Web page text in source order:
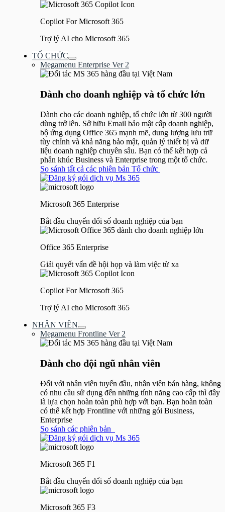
Copilot For Microsoft 365
Trợ lý AI cho Microsoft 365
TỔ CHỨC
Bật/tắt
Menu
Megamenu Enterprise Ver 2
Dành cho doanh nghiệp và tổ chức lớn
Dành cho các doanh nghiệp, tổ chức lớn từ 300 người
dùng trở lên. Sở hữu Email bảo mật cấp doanh nghiệp,
bộ ứng dụng Office 365 mạnh mẽ, dung lượng lưu trữ
tùy chỉnh và khả năng bảo mật, quản lý thiết bị và dữ
liệu doanh nghiệp chuyên sâu. Bạn có thể kết hợp cả
phân khúc Business và Enterprise trong một tổ chức.
So sánh tất cả các phiên bản Tổ chức
Microsoft 365 Enterprise
Bắt đầu chuyển đổi số doanh nghiệp của bạn
Office 365 Enterprise
Giải quyết vấn đề hội họp và làm việc từ xa
Copilot For Microsoft 365
Trợ lý AI cho Microsoft 365
NHÂN VIÊN
Bật/tắt
Menu
Megamenu Frontline Ver 2
Dành cho đội ngũ nhân viên
Đối với nhân viên tuyến đầu, nhân viên bán hàng, không
có nhu cầu sử dụng đến những tính năng cao cấp thì đây
là lựa chọn hoàn toàn phù hợp với bạn. Bạn hoàn toàn
có thể kết hợp Frontline với những gói Business,
Enterprise
So sánh các phiên bản
Microsoft 365 F1
Bắt đầu chuyển đổi số doanh nghiệp của bạn
Microsoft 365 F3